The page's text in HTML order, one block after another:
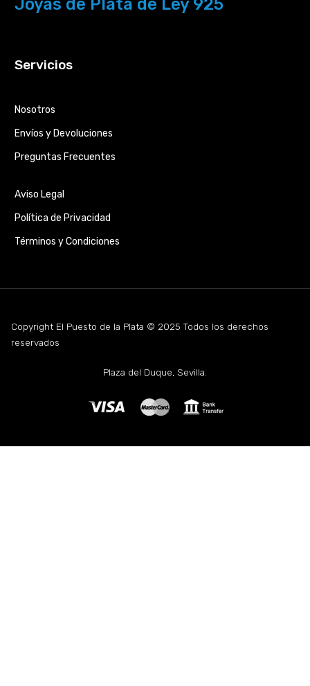
Joyas de Plata de Ley 925
Servicios
Nosotros
Envíos y Devoluciones
Preguntas Frecuentes
Aviso Legal
Política de Privacidad
Términos y Condiciones
Copyright El Puesto de la Plata © 2025 Todos los derechos
reservados
Plaza del Duque, Sevilla.